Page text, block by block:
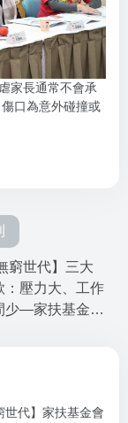
家長通常不會承
口為意外碰撞或
窮世代】三大
：壓力大、工作
少—家扶基金會
世代】家扶基金會